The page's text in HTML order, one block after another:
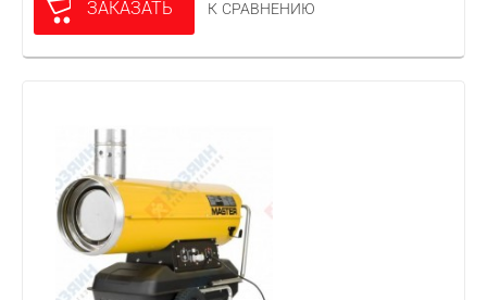
ЗАКАЗАТЬ К СРАВНЕНИЮ